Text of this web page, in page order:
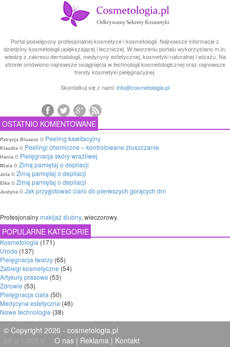
Portal poświęcony profesjonalnej kosmetyce i kosmetologii. Najnowsze informacje z
dziedziny kosmetologii upiększającej i leczniczej. W tworzeniu portalu wykorzystano m.in.
wiedzę z zakresu dermatologii, medycyny estetycznej, kosmetyki naturalnej i wizażu. Na
stronie omówiono najnowsze osiągnięcia w technologii kosmetologicznej oraz najnowsze
trendy kosmetyki pielęgnacyjnej.
Skontatkuj się z nami: info@cosmetologia.pl
OSTATNIO KOMENTOWANE
Patrycja Bluszcz o Peeling kawitacyjny
Klaudia o Peelingi chemiczne – kontrolowane złuszczanie
Hania o Pielęgnacja skóry wrażliwej
Misia o Zimą pamiętaj o depilacji
Jola o Zimą pamiętaj o depilacji
Elka o Zimą pamiętaj o depilacji
Justyna o Jak przygotować ciało do pierwszych gorących dni
Profesjonalnymakijaż ślubny, wieczorowy.
POPULARNE KATEGORIE
Kosmetologia (171)
Uroda (137)
Pielęgnacja twarzy (65)
Zabiegi kosmetyczne (54)
Artykuły prasowe (53)
Zdrowie (53)
Pielęgnacja ciała (50)
Medycyna estetyczna (46)
Nowe technologie (38)
© Copyright 2026 - cosmetologia.pl
O nas | Reklama | Kontakt